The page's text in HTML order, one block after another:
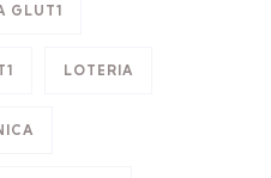
GLUT1
LOTERIA